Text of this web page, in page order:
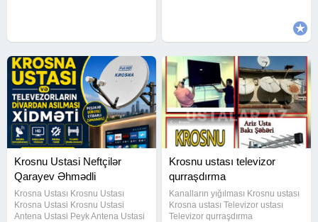
Krosnu Ustasi Neftçilər
Qarayev Əhmədli
Krosna Ustası Krosnu Ustası
Krosna Ustasi Krosnu Ustasi
Antena Ustasi Peyk Antena Ustasi
Krosnu ustası televizor
qurraşdırma
Kanalların yığılması Krosnu ustası
Krosna ustası Televizor ustası
Televizor qurraşdırma